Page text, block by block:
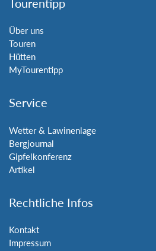
Tourentipp
Über uns
Touren
Hütten
MyTourentipp
Service
Wetter & Lawinenlage
Bergjournal
Gipfelkonferenz
Artikel
Rechtliche Infos
Kontakt
Impressum